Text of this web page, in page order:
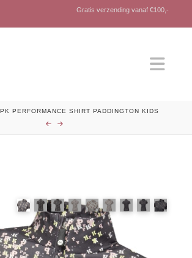
Gratis verzending vanaf €100,-
PK PERFORMANCE SHIRT PADDINGTON KIDS